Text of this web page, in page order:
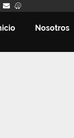
Nosotros